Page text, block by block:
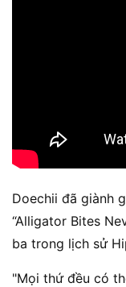
Doechii đã giành
“Alligator Bites
ba trong lịch sử
"Mọi thứ đều có